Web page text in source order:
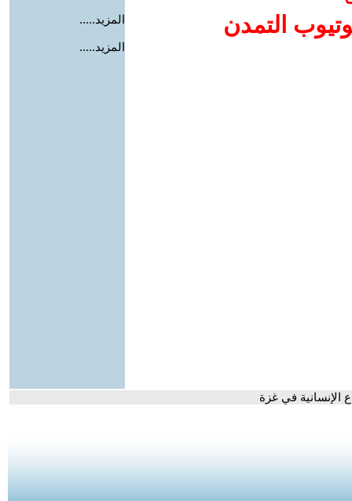
التمدن
المزيد.....
المزيد.....
الإنسانية في غزة